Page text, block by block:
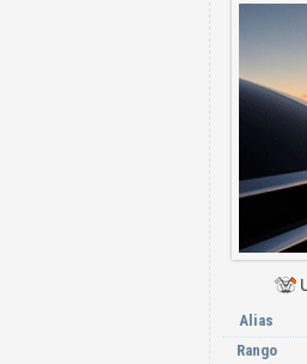
Alias
Rango